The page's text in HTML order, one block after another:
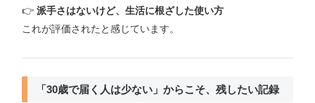
👉 派手さはないけど、生活に根ざした使い方
これが評価されたと感じています。
「30歳で届く人は少ない」からこそ、残したい記録